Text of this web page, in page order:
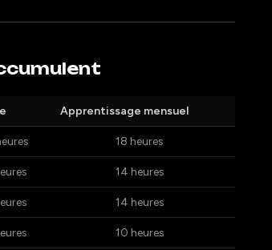
Apprentissage mensuel
18 heures
14 heures
14 heures
10 heures